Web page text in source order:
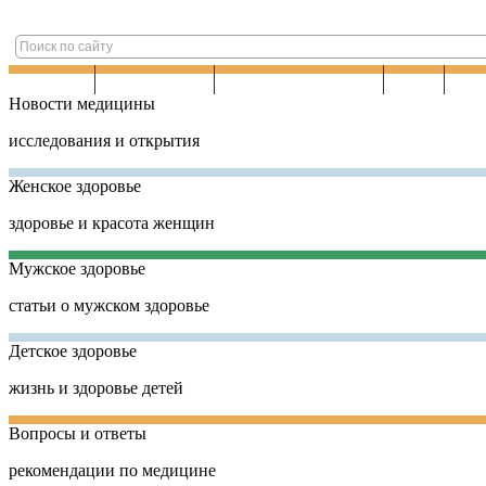
Новости медицины
исследования и открытия
Женское здоровье
здоровье и красота женщин
Мужское здоровье
статьи о мужском здоровье
Детское здоровье
жизнь и здоровье детей
Вопросы и ответы
рекомендации по медицине